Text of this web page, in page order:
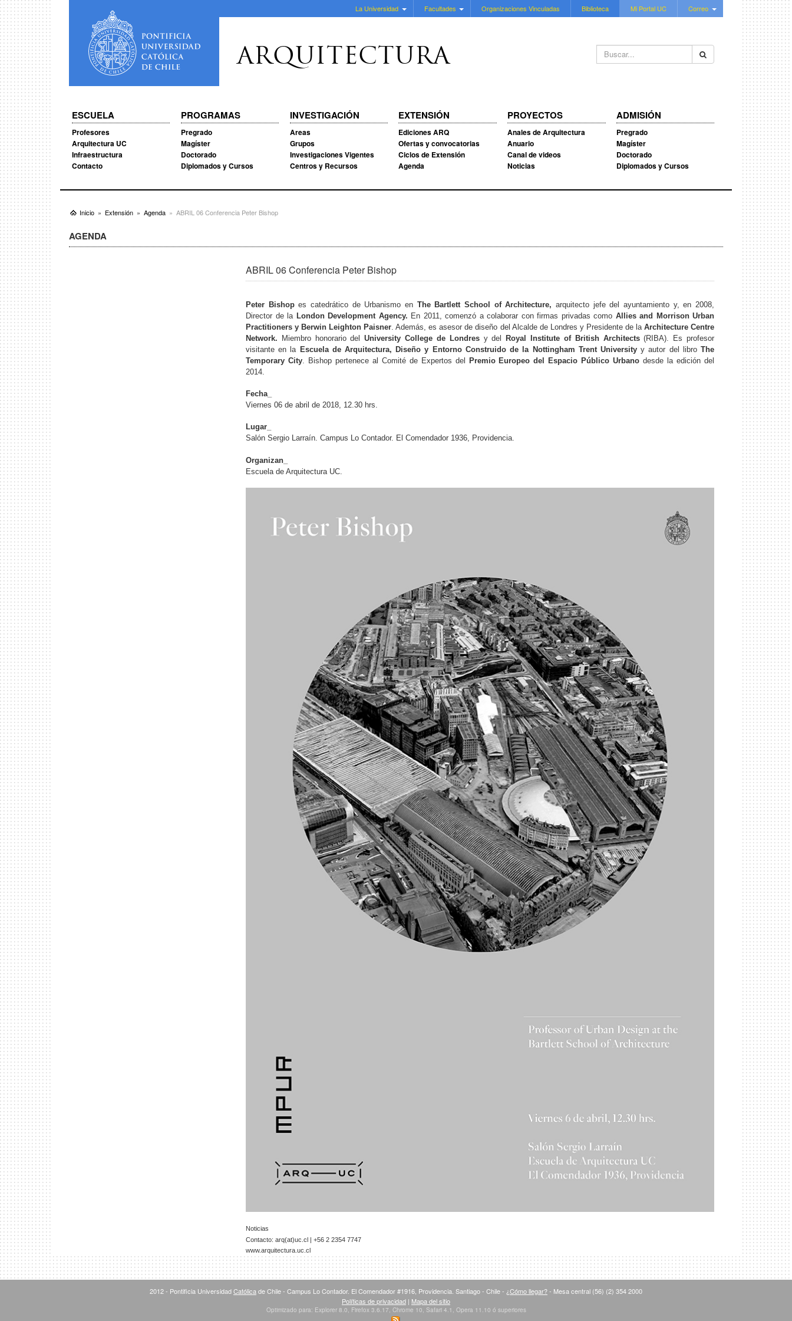
La Universidad Facultades Organizaciones Vinculadas Biblioteca Mi Portal UC Correo
Buscar...
ARQUITECTURA
ESCUELA
Profesores
Arquitectura UC
Infraestructura
Contacto
PROGRAMAS
Pregrado
Magíster
Doctorado
Diplomados y Cursos
INVESTIGACIÓN
Areas
Grupos
Investigaciones Vigentes
Centros y Recursos
EXTENSIÓN
Ediciones ARQ
Ofertas y convocatorias
Ciclos de Extensión
Agenda
PROYECTOS
Anales de Arquitectura
Anuario
Canal de videos
Noticias
ADMISIÓN
Pregrado
Magíster
Doctorado
Diplomados y Cursos
Inicio Extensión Agenda ABRIL 06 Conferencia Peter Bishop
AGENDA
ABRIL 06 Conferencia Peter Bishop
Peter Bishopes catedrático de Urbanismo en The Bartlett School of Architecture, arquitecto jefe del ayuntamiento y, en 2008,
Director de la London Development Agency. En 2011, comenzó a colaborar con firmas privadas como Allies and Morrison Urban
Practitioners y Berwin Leighton Paisner. Además, es asesor de diseño del Alcalde de Londres y Presidente de la Architecture Centre
Network. Miembro honorario del University College de Londresy del Royal Institute of British Architects(RIBA). Es profesor
visitante en laEscuela de Arquitectura, Diseño y Entorno Construido de la Nottingham Trent Universityy autor del libroThe
Temporary City. Bishop pertenece al Comité de Expertos del Premio Europeo del Espacio Público Urbano desde la edición del
2014.
Fecha_
Viernes 06 de abril de 2018, 12.30 hrs.
Lugar_
Salón Sergio Larraín. Campus Lo Contador. El Comendador 1936, Providencia.
Organizan_
Escuela de Arquitectura UC.
Noticias
Contacto: arq(at)uc.cl | +56 2 2354 7747
www.arquitectura.uc.cl
2012 - Pontificia UniversidadCatólicade Chile - Campus Lo Contador. El Comendador #1916, Providencia. Santiago - Chile - ¿Cómo llegar?- Mesa central (56) (2) 354 2000
Políticas de privacidad | Mapa del sitio
Optimizado para: Explorer 8.0, Firefox 3.6.17, Chrome 10, Safari 4.1, Opera 11.10 ó superiores